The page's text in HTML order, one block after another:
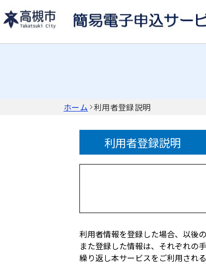
ホーム 利用者登録説明
利用者登録説明
利用者情報を登録した場合、以後
また登録した情報は、それぞれの
繰り返し本サービスをご利用され